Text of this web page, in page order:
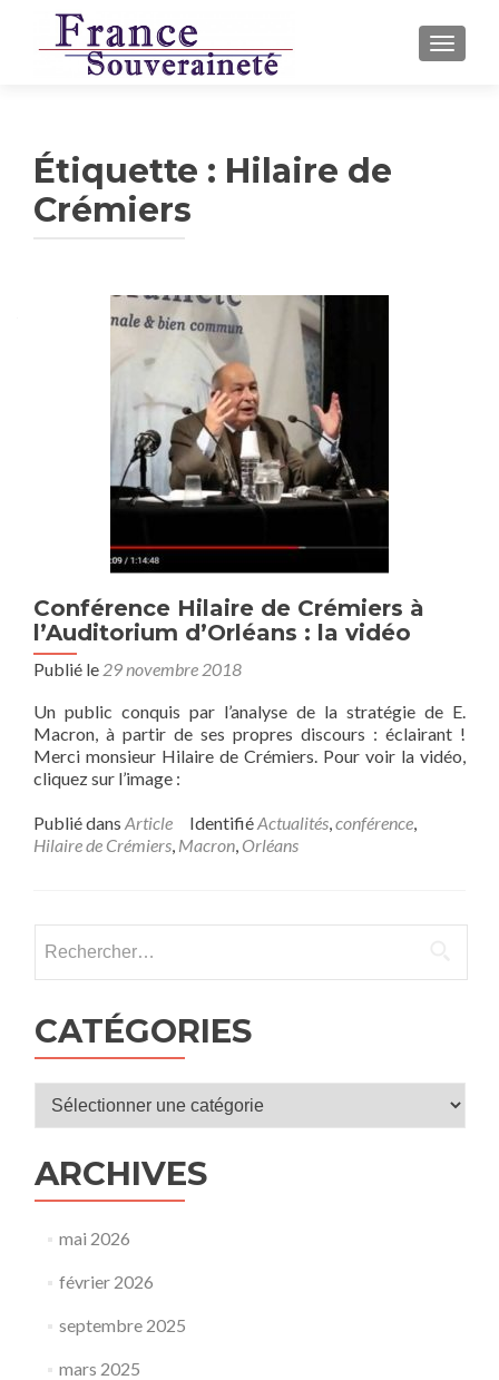
Étiquette : Hilaire de
Crémiers
Conférence Hilaire de Crémiers à
l’Auditorium d’Orléans : la vidéo
Publié le 29 novembre 2018
Un public conquis par l’analyse de la stratégie de E.
Macron, à partir de ses propres discours : éclairant !
Merci monsieur Hilaire de Crémiers. Pour voir la vidéo,
cliquez sur l’image :
Publié dans Article IdentifiéActualités,conférence,
Hilaire de Crémiers, Macron, Orléans
CATÉGORIES
Catégories
ARCHIVES
mai 2026
février 2026
septembre 2025
mars 2025